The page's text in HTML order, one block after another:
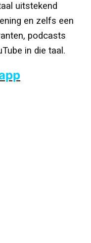
uitstekend
en zelfs een
podcasts
in die taal.